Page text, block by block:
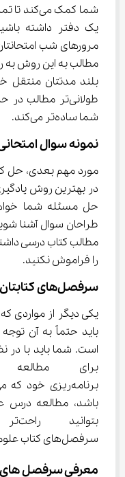
شما کمک
مرورهای شب
مطالب به این روش به
بلند مدتتان منتقل
طولانی‌تر مطالب
شما ساده‌تر می‌کند.
نمونه سوال
مورد مهم بعدی، حل
طراحان سوال آشنا
مطالب کتاب درسی
را فراموش نکنید.
سرفصل‌های کتابتان را بشناسید
یکی دیگر از مواردی
است. شما باید با در
برای
باشد، مطالعه درس
سرفصل‌های کتاب علوم نهم را برایتان ذکر کرده‌ایم.
معرفی سرفصل های